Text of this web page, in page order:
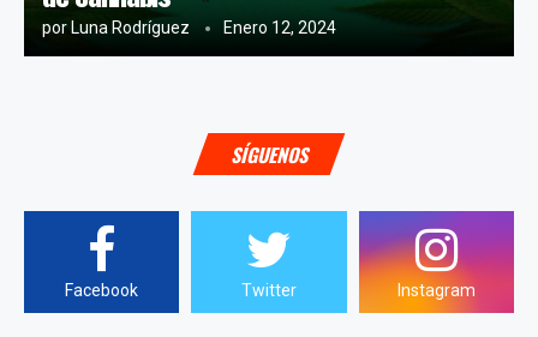
por Luna Rodríguez Enero 12, 2024
SÍGUENOS
Facebook Twitter Instagram